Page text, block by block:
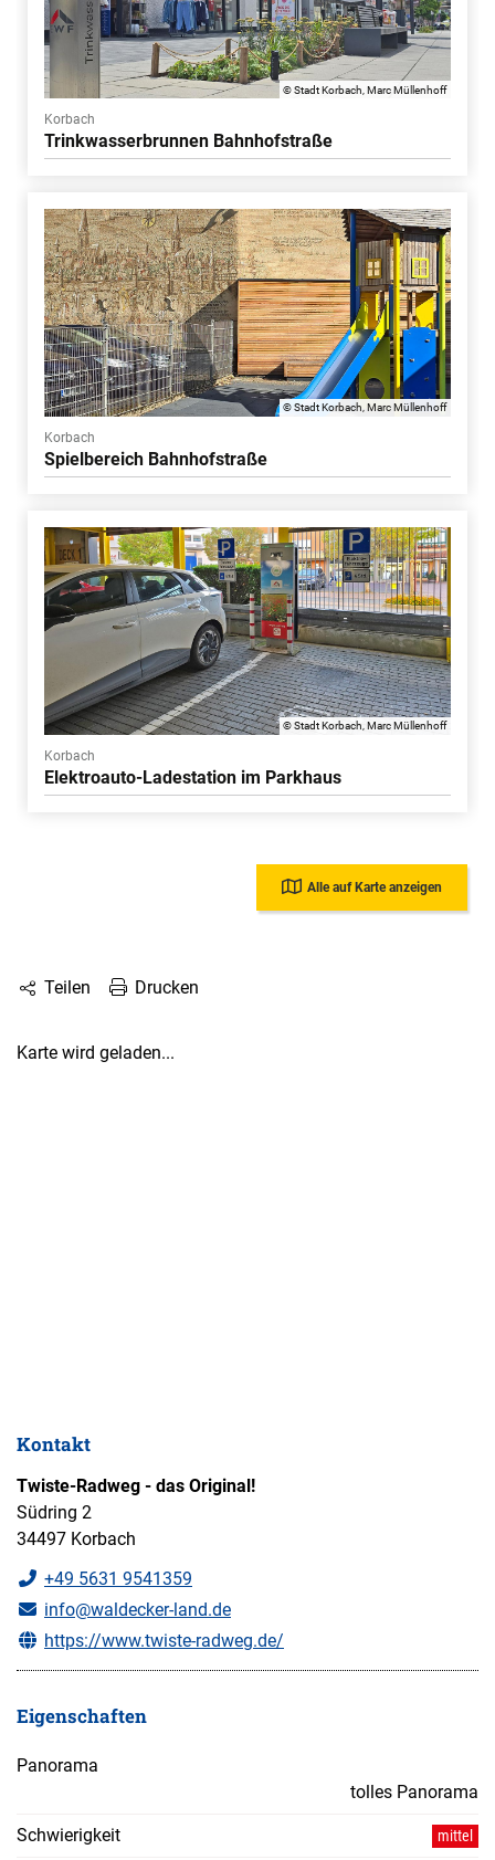
© Stadt Korbach, Marc Müllenhoff
Korbach
Trinkwasserbrunnen Bahnhofstraße
© Stadt Korbach, Marc Müllenhoff
Korbach
Spielbereich Bahnhofstraße
© Stadt Korbach, Marc Müllenhoff
Korbach
Elektroauto-Ladestation im Parkhaus
Alle auf Karte anzeigen
Teilen Drucken
Karte wird geladen...
Kontakt
Twiste-Radweg - das Original!
Südring 2
34497 Korbach
+49 5631 9541359
info@waldecker-land.de
https://www.twiste-radweg.de/
Eigenschaften
Panorama
tolles Panorama
Schwierigkeit mittel